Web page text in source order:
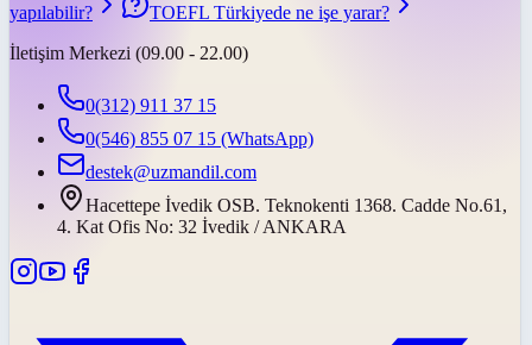
yapılabilir?
TOEFL Türkiyede ne işe yarar?
İletişim Merkezi (09.00 - 22.00)
0(312) 911 37 15
0(546) 855 07 15 (WhatsApp)
destek@uzmandil.com
Hacettepe İvedik OSB. Teknokenti 1368. Cadde No.61,
4. Kat Ofis No: 32 İvedik / ANKARA